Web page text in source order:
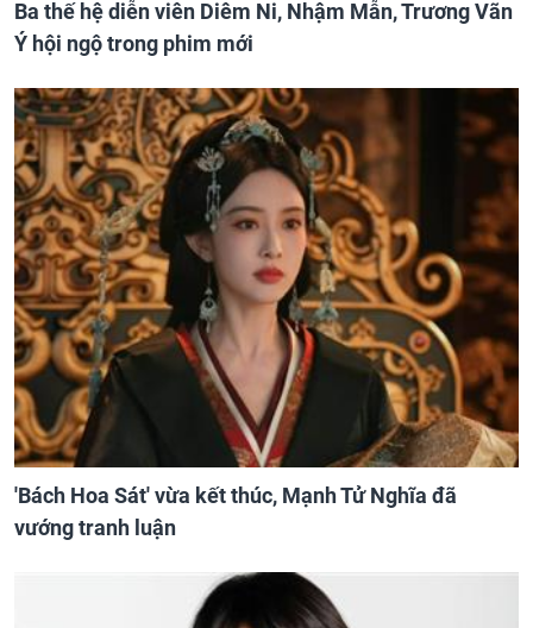
Ba thế hệ diễn viên Diêm Ni, Nhậm Mẫn, Trương Vãn
Ý hội ngộ trong phim mới
'Bách Hoa Sát' vừa kết thúc, Mạnh Tử Nghĩa đã
vướng tranh luận